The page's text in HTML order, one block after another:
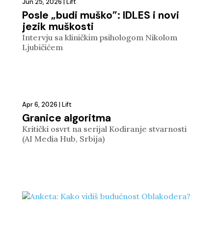
Posle „budi muško”: IDLES i novi
jezik muškosti
Jun 25, 2026 | Lift
Intervju sa kliničkim psihologom Nikolom
Ljubičićem
Granice algoritma
Apr 6, 2026 | Lift
Kritički osvrt na serijal Kodiranje stvarnosti
(AI Media Hub, Srbija)